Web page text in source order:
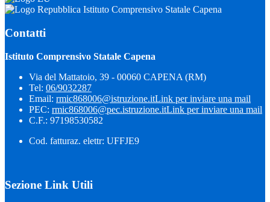
Istituto Comprensivo Statale Capena
Contatti
Istituto Comprensivo Statale Capena
Via del Mattatoio, 39 - 00060 CAPENA (RM)
Tel: 06/9032287
Email: rmic868006@istruzione.itLink per inviare una mail
PEC: rmic868006@pec.istruzione.itLink per inviare una mail
C.F.: 97198530582
Cod. fatturaz. elettr: UFFJE9
Sezione Link Utili